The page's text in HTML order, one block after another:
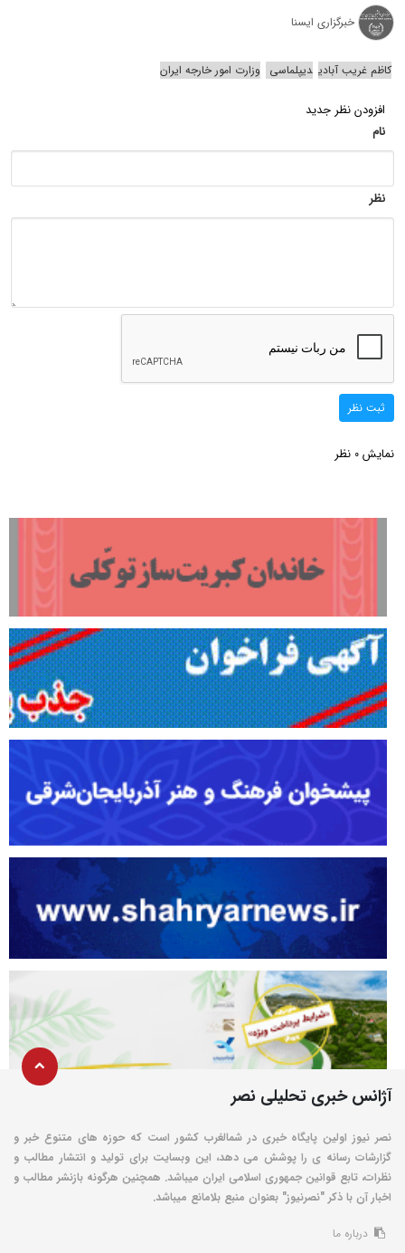
خبرگزاری ایسنا
کاظم غریب آبادی دیپلماسی وزارت امور خارجه ایران
افزودن نظر جدید
نام
نظر
ثبت نظر
نمایش 0 نظر
آژانس خبری تحلیلی نصر
نصر نیوز اولین پایگاه خبری در شمالغرب کشور است که حوزه های متنوع خبر و
گزارشات رسانه ی را پوشش می دهد، این وبسایت برای تولید و انتشار مطالب و
نظرات، تابع قوانین جمهوری اسلامی ایران میباشد. همچنین هرگونه بازنشر مطالب و
اخبار آن با ذکر "نصرنیوز" بعنوان منبع بلامانع میباشد.
درباره ما